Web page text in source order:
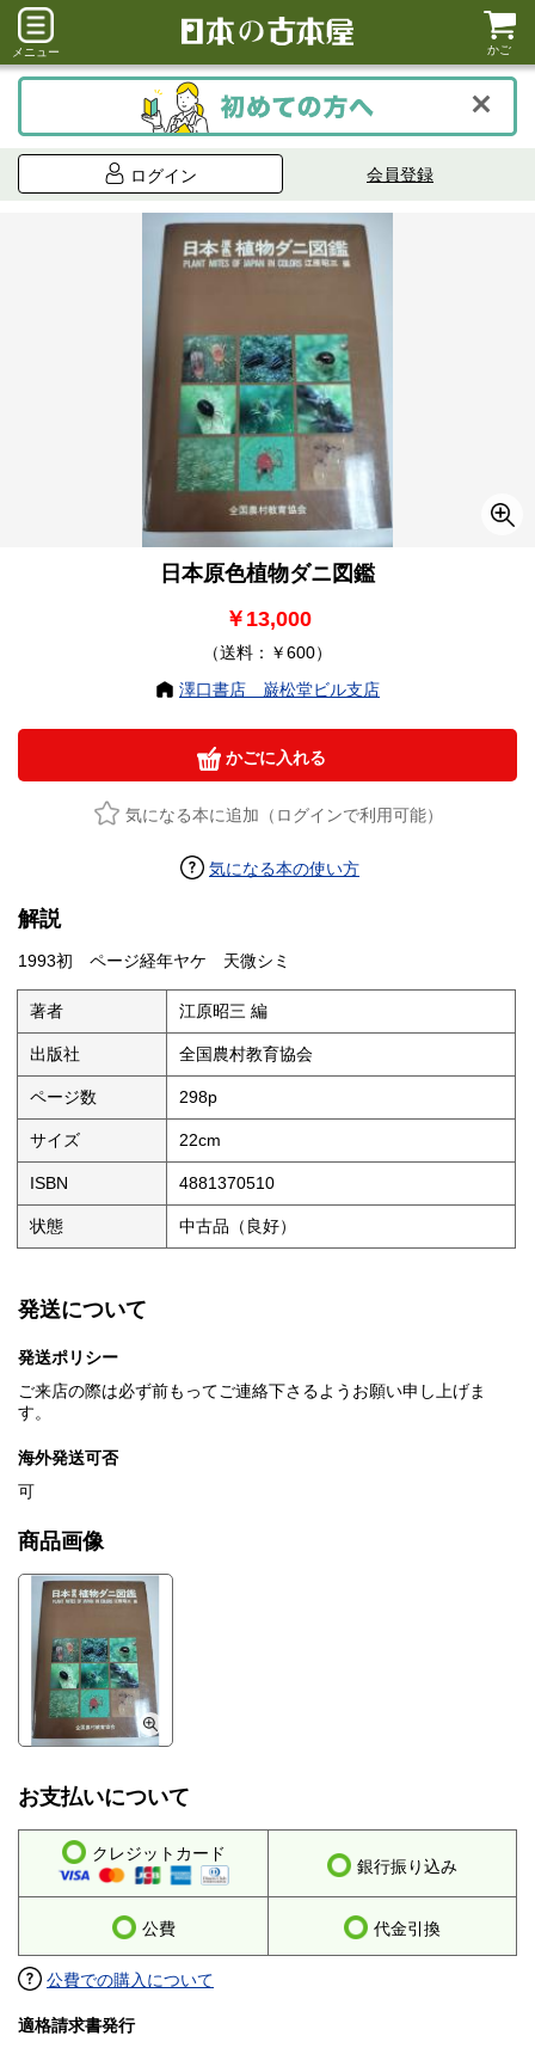
メニュー かご
ログイン 会員登録
日本原色植物ダニ図鑑
￥13,000
（送料：￥600）
澤口書店 巌松堂ビル支店
かごに入れる
気になる本に追加（ログインで利用可能）
気になる本の使い方
解説
1993初 ページ経年ヤケ 天微シミ
著者 江原昭三 編
出版社 全国農村教育協会
ページ数 298p
サイズ 22cm
ISBN 4881370510
状態 中古品（良好）
発送について
発送ポリシー
ご来店の際は必ず前もってご連絡下さるようお願い申し上げま
す。
海外発送可否
可
商品画像
お支払いについて
クレジットカード
銀行振り込み
公費 代金引換
公費での購入について
適格請求書発行